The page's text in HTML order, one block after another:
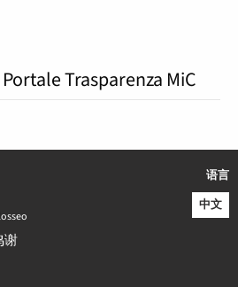
Trasparenza MiC
谢
语言
中文